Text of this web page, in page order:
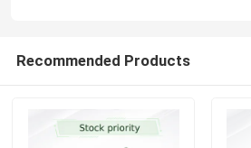
Recommended Products